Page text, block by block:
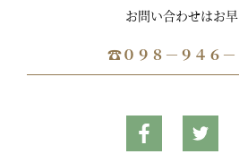
お問い合わせはお早
☎０９８－９４６－